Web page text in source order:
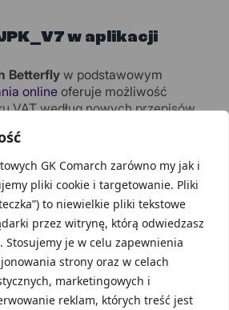
GK Comarch zarówno my jak i
pliki cookie i targetowanie. Pliki
to niewielkie pliki tekstowe
przez witrynę, którą odwiedzasz
Stosujemy je w celu zapewnienia
strony oraz w celach
marketingowych i
reklam, których treść jest
w aplikacji
Betterfly w podstawowym
online oferuje możliwość
VAT według nowych przepisów.
być spokojni, że ich rozliczenia
z aktualnymi przepisami
fiskusa.
zapewnia pełną obsługę nowego
(generowanie,
), jednak obowiązek
grup towarowych